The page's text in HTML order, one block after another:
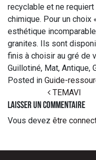
recyclable et ne
chimique. Pour un choix
esthétique
granites. Ils sont
finis à choisir au gré de
Guillotiné, Mat, Antique,
Posted in Guide-
Post navigation
TEMAVI
Laisser un commentaire
Vous devez être